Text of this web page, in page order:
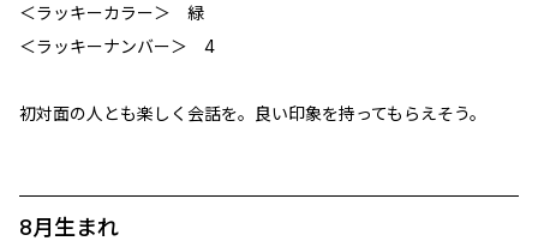
＜ラッキーカラー＞ 緑
＜ラッキーナンバー＞ 4
初対面の人とも楽しく会話を。良い印象を持ってもらえそう。
8月生まれ